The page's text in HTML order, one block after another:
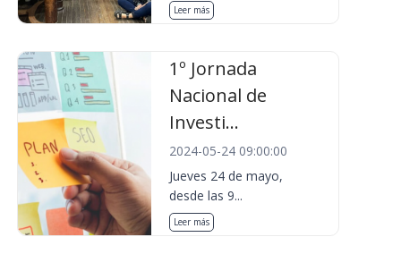
Leer más
1º Jornada
Nacional de
Investi...
2024-05-24 09:00:00
Jueves 24 de mayo,
desde las 9...
Leer más